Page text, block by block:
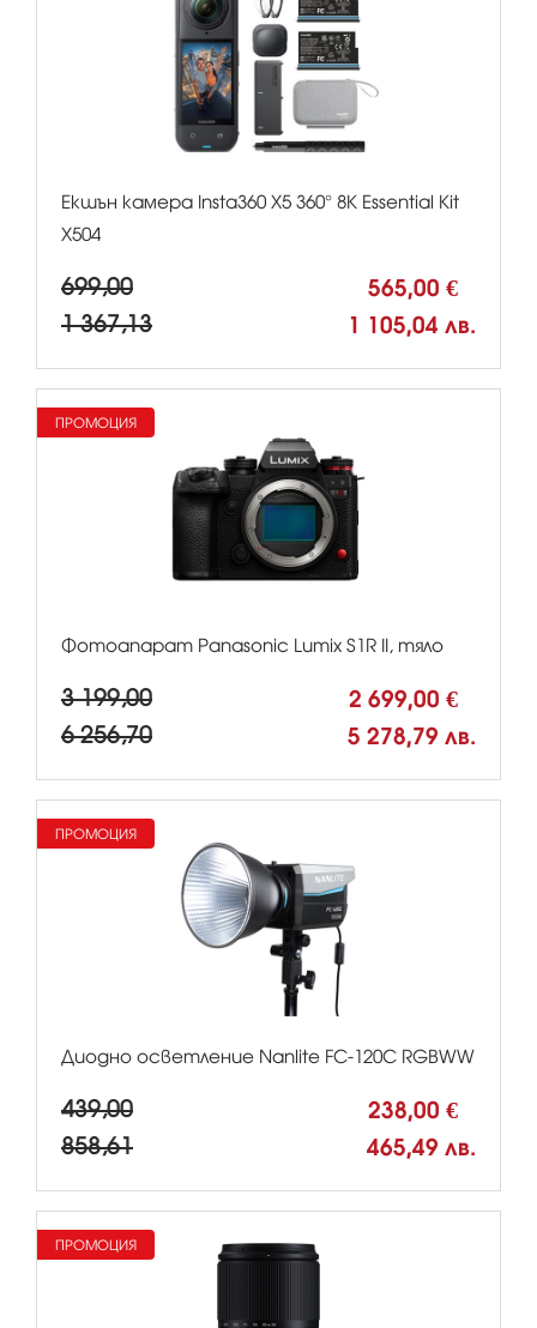
Екшън камера Insta360 X5 360° 8К Essential Kit
X504
699,00 565,00 €
1 367,13 1 105,04 лв.
Фотоапарат Panasonic Lumix S1R II, тяло
3 199,00 2 699,00 €
6 256,70 5 278,79 лв.
ПРОМОЦИЯ
Диодно осветление Nanlite FC-120C RGBWW
439,00 238,00 €
858,61 465,49 лв.
ПРОМОЦИЯ
ПРОМОЦИЯ